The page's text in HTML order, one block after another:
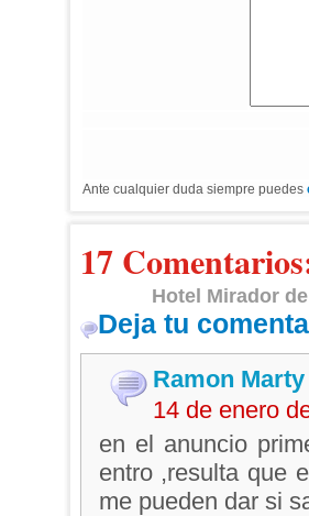
Ante cualquier duda siempre puedes
17
Hotel Mirador
Deja tu
Ramon Marty
14 de enero
en el anuncio
entro ,resulta que
me pueden dar si